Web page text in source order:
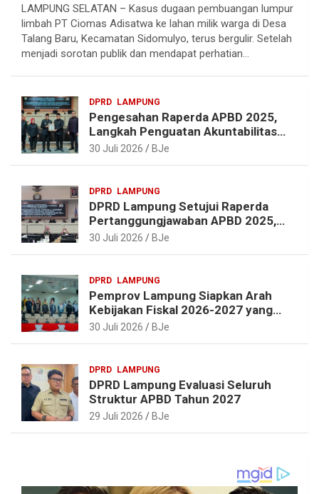
l
e
g
m
c
e
b
k
n
t
e
s
t
a
t
s
p
LAMPUNG SELATAN – Kasus dugaan pembuangan lumpur
limbah PT Ciomas Adisatwa ke lahan milik warga di Desa
Talang Baru, Kecamatan Sidomulyo, terus bergulir. Setelah
menjadi sorotan publik dan mendapat perhatian…
DPRD LAMPUNG
Pengesahan Raperda APBD 2025,
Langkah Penguatan Akuntabilitas
dan Pembangunan Lampung
30 Juli 2026 BJe
DPRD LAMPUNG
DPRD Lampung Setujui Raperda
Pertanggungjawaban APBD 2025,
Beri Sejumlah Rekomendasi
30 Juli 2026 BJe
DPRD LAMPUNG
Pemprov Lampung Siapkan Arah
Kebijakan Fiskal 2026-2027 yang
Realistis dan Berkelanjutan
30 Juli 2026 BJe
DPRD LAMPUNG
DPRD Lampung Evaluasi Seluruh
Struktur APBD Tahun 2027
29 Juli 2026 BJe